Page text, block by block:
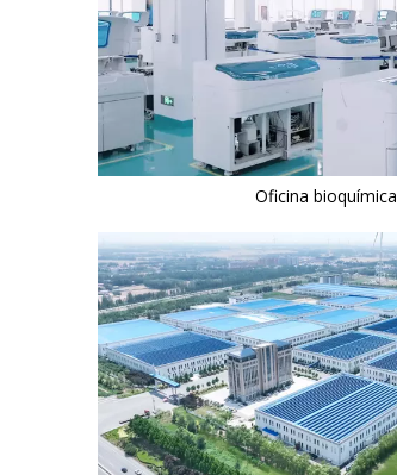
Oficina bioquímica